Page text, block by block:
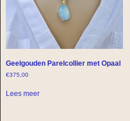
Geelgouden Parelcollier met Opaal
€375,00
Lees meer